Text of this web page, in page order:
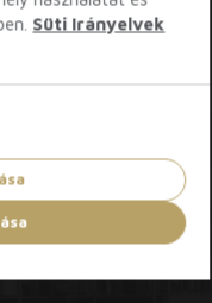
App-ot!
Süti Irányelvek